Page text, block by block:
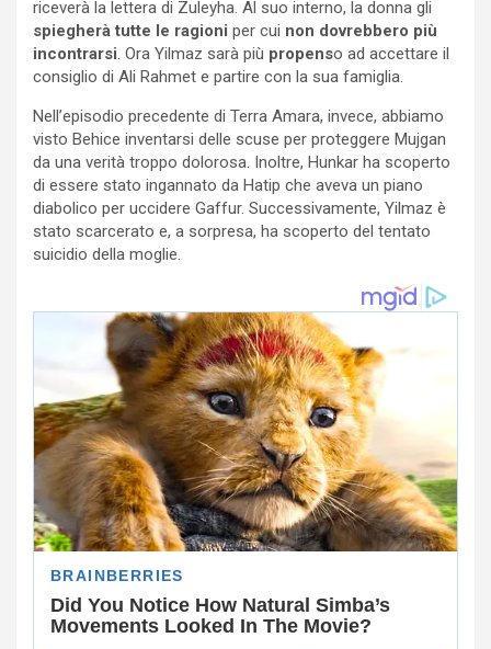
riceverà la lettera di Zuleyha. Al suo interno, la donna gli
spiegherà tutte le ragioni per cui non dovrebbero più
incontrarsi. Ora Yilmaz sarà più propenso ad accettare il
consiglio di Ali Rahmet e partire con la sua famiglia.
Nell’episodio precedente di Terra Amara, invece, abbiamo
visto Behice inventarsi delle scuse per proteggere Mujgan
da una verità troppo dolorosa. Inoltre, Hunkar ha scoperto
di essere stato ingannato da Hatip che aveva un piano
diabolico per uccidere Gaffur. Successivamente, Yilmaz è
stato scarcerato e, a sorpresa, ha scoperto del tentato
suicidio della moglie.